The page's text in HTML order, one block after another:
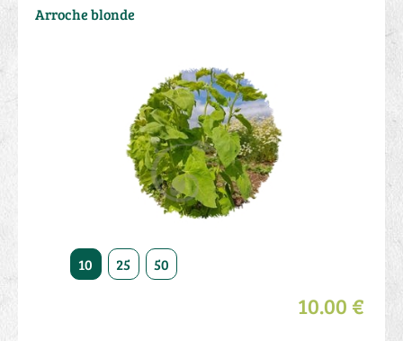
10 25 50
10.00 €
Arroche blonde